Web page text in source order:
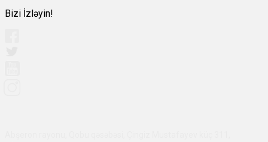
Bizi İzləyin!